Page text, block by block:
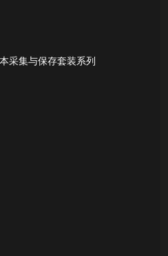
采集与保存套装系列